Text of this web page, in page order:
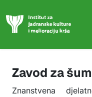
Zavod za
Znanstvena